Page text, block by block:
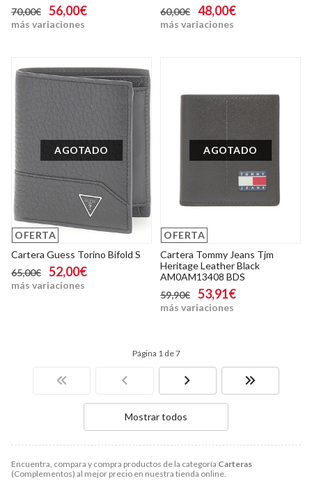
Encuentra, compara y compra productos de la categoría Carteras
(Complementos) al mejor precio en nuestra tienda online.
70,00€
56,00€
más variaciones
60,00€
48,00€
más variaciones
OFERTA
AGOTADO
Cartera Guess Torino Bifold S
65,00€
52,00€
más variaciones
OFERTA
AGOTADO
Cartera Tommy Jeans Tjm
Heritage Leather Black
AM0AM13408 BDS
59,90€
53,91€
más variaciones
Página 1 de 7
Mostrar todos